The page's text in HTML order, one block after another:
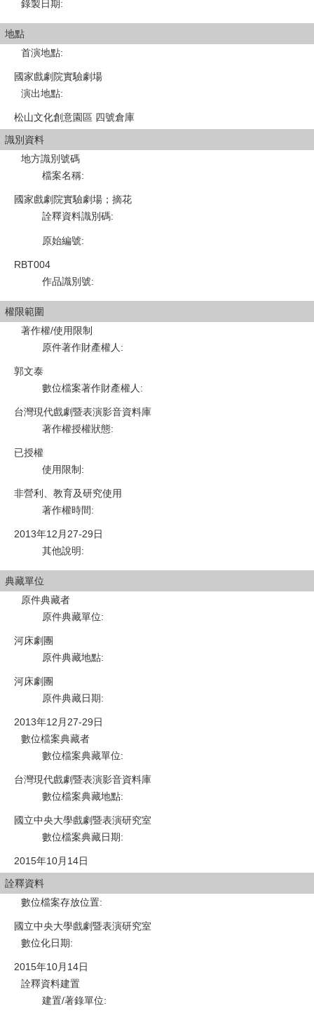
錄製日期:
地點
首演地點:
國家戲劇院實驗劇場
演出地點:
松山文化創意園區 四號倉庫
識別資料
地方識別號碼
檔案名稱:
國家戲劇院實驗劇場；摘花
詮釋資料識別碼:
原始編號:
RBT004
作品識別號:
權限範圍
著作權/使用限制
原件著作財產權人 :
郭文泰
數位檔案著作財產權人 :
台灣現代戲劇暨表演影音資料庫
著作權授權狀態:
已授權
使用限制:
非營利、教育及研究使用
著作權時間:
2013年12月27-29日
其他說明:
典藏單位
原件典藏者
原件典藏單位:
河床劇團
原件典藏地點:
河床劇團
原件典藏日期:
2013年12月27-29日
數位檔案典藏者
數位檔案典藏單位:
台灣現代戲劇暨表演影音資料庫
數位檔案典藏地點:
國立中央大學戲劇暨表演研究室
數位檔案典藏日期:
2015年10月14日
詮釋資料
數位檔案存放位置:
國立中央大學戲劇暨表演研究室
數位化日期:
2015年10月14日
詮釋資料建置
建置/著錄單位: